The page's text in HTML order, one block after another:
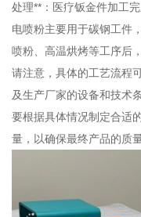
处理**：医疗钣金件加工
电喷粉主要用于碳钢工件
喷粉、高温烘烤等工序后
请注意，具体的工艺流程
及生产厂家的设备和技术
要根据具体情况制定合适
量，以确保最终产品的质